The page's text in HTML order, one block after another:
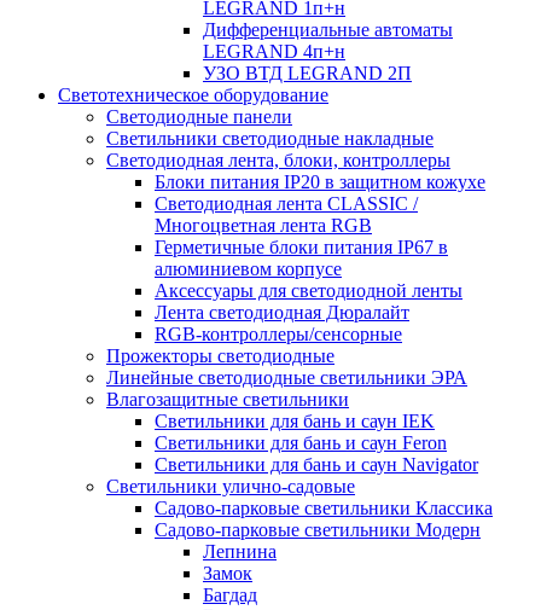
LEGRAND 1п+н
Дифференциальные автоматы
LEGRAND 4п+н
УЗО ВТД LEGRAND 2П
Светотехническое оборудование
Светодиодные панели
Светильники светодиодные накладные
Светодиодная лента, блоки, контроллеры
Блоки питания IP20 в защитном кожухе
Светодиодная лента CLASSIC /
Многоцветная лента RGB
Герметичные блоки питания IP67 в
алюминиевом корпусе
Аксессуары для светодиодной ленты
Лента светодиодная Дюралайт
RGB-контроллеры/сенсорные
Прожекторы светодиодные
Линейные светодиодные светильники ЭРА
Влагозащитные светильники
Cветильники для бань и саун IEK
Cветильники для бань и саун Feron
Cветильники для бань и саун Navigator
Светильники улично-садовые
Садово-парковые светильники Классика
Садово-парковые светильники Модерн
Лепнина
Замок
Багдад